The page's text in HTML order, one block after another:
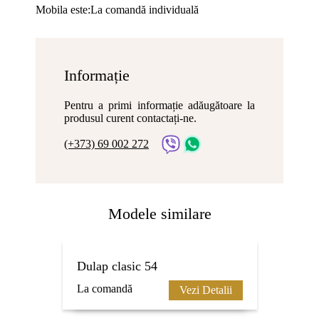
Mobila este:La comandă individuală
Informație
Pentru a primi informație adăugătoare la
produsul curent contactați-ne.
(+373) 69 002 272
Modele similare
Dulap clasic 54
La comandă Vezi Detalii